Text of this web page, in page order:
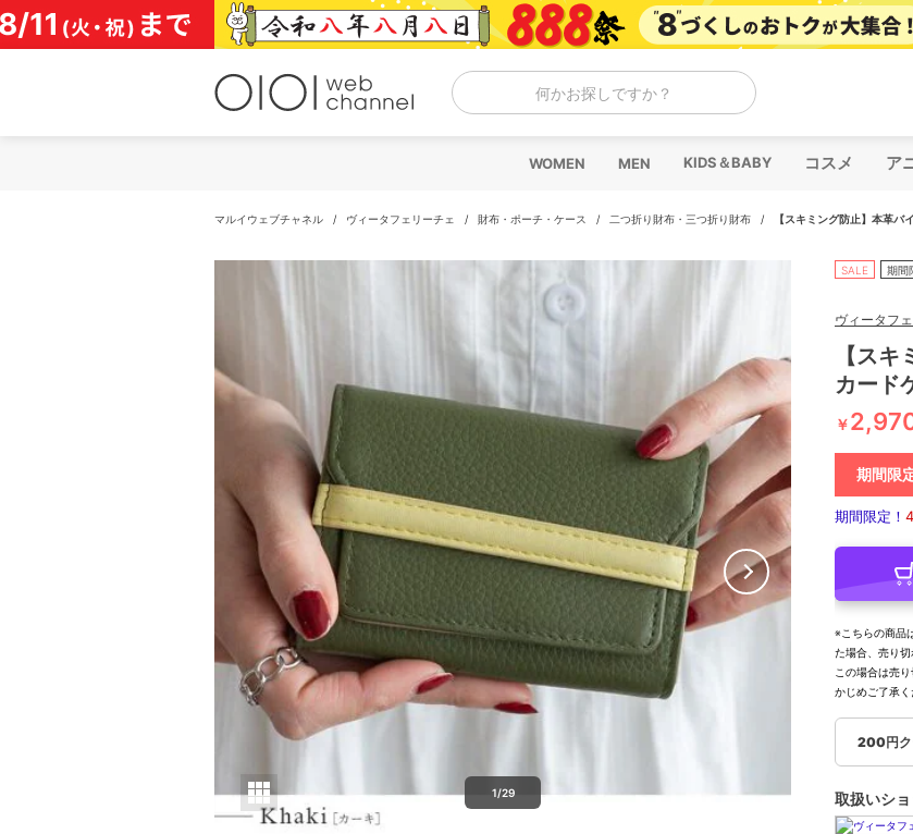
コ
ン
テ
何かお探しですか？
WOMEN MEN KIDS＆BABY コスメ ア
マルイウェブチャネル / ヴィータフェリーチェ / 財布・ポーチ・ケース / 二つ折り財布・三つ折り財布 / 【スキミング防止】本革バ
1/29
SALE 期間
ヴィータフ
【ス
カード
￥
期間限
期間限定！
※こちらの商品
た場合、売り切
この場合は売
かじめご了承く
200円ク
取扱いシ